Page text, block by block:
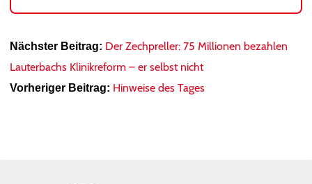
Nächster Beitrag: Der Zechpreller: 75 Millionen bezahlen
Lauterbachs Klinikreform – er selbst nicht
Vorheriger Beitrag: Hinweise des Tages